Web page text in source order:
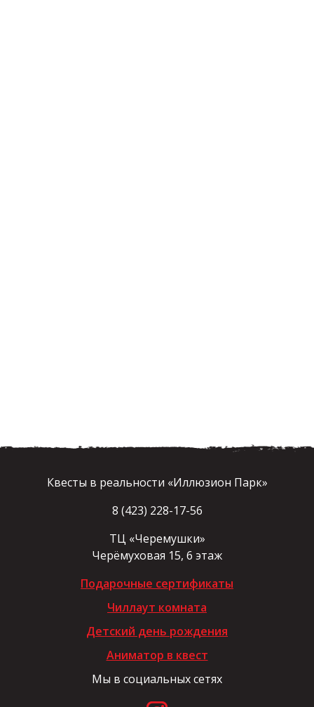
Квесты в реальности «Иллюзион Парк»
8 (423) 228-17-56
ТЦ «Черемушки»
Черёмуховая 15, 6 этаж
Подарочные сертификаты
Чиллаут комната
Детский день рождения
Аниматор в квест
Мы в социальных сетях